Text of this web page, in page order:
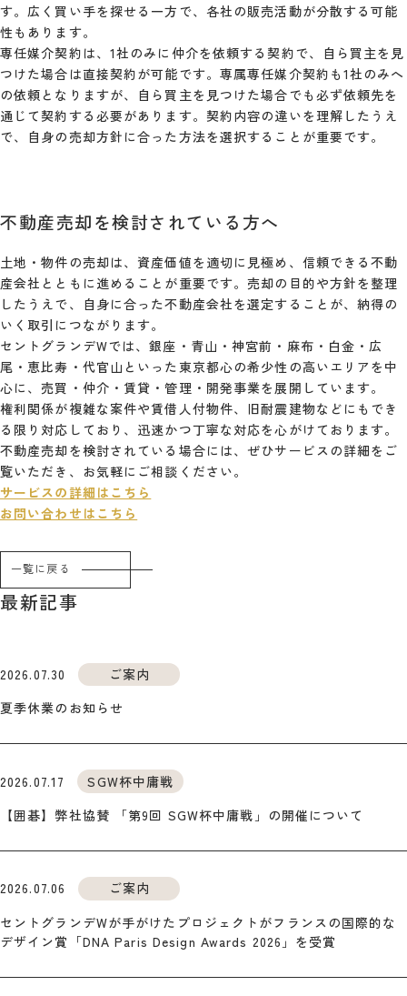
す。広く買い手を探せる一方で、各社の販売活動が分散する可能
性もあります。
専任媒介契約は、1社のみに仲介を依頼する契約で、自ら買主を見
つけた場合は直接契約が可能です。専属専任媒介契約も1社のみへ
の依頼となりますが、自ら買主を見つけた場合でも必ず依頼先を
通じて契約する必要があります。契約内容の違いを理解したうえ
で、自身の売却方針に合った方法を選択することが重要です。
不動産売却を検討されている方へ
土地・物件の売却は、資産価値を適切に見極め、信頼できる不動
産会社とともに進めることが重要です。売却の目的や方針を整理
したうえで、自身に合った不動産会社を選定することが、納得の
いく取引につながります。
セントグランデWでは、銀座・青山・神宮前・麻布・白金・広
尾・恵比寿・代官山といった東京都心の希少性の高いエリアを中
心に、売買・仲介・賃貸・管理・開発事業を展開しています。
権利関係が複雑な案件や賃借人付物件、旧耐震建物などにもでき
る限り対応しており、迅速かつ丁寧な対応を心がけております。
不動産売却を検討されている場合には、ぜひサービスの詳細をご
覧いただき、お気軽にご相談ください。
サービスの詳細はこちら
お問い合わせはこちら
一覧に戻る
最新記事
2026.07.30
ご案内
夏季休業のお知らせ
2026.07.17
SGW杯中庸戦
【囲碁】弊社協賛 「第9回 SGW杯中庸戦」の開催について
2026.07.06
ご案内
セントグランデWが手がけたプロジェクトがフランスの国際的な
デザイン賞「DNA Paris Design Awards 2026」を受賞